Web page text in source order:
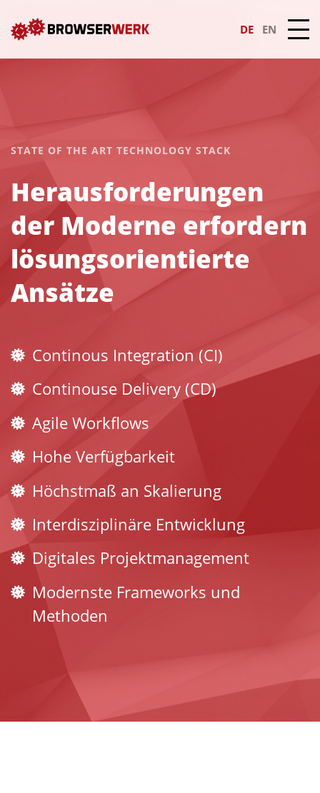
DE EN
STATE OF THE ART TECHNOLOGY STACK
Herausforderungen
der Moderne erfordern
lösungsorientierte
Ansätze
Continous Integration (CI)
Continouse Delivery (CD)
Agile Workflows
Hohe Verfügbarkeit
Höchstmaß an Skalierung
Interdisziplinäre Entwicklung
Digitales Projektmanagement
Modernste Frameworks und
Methoden